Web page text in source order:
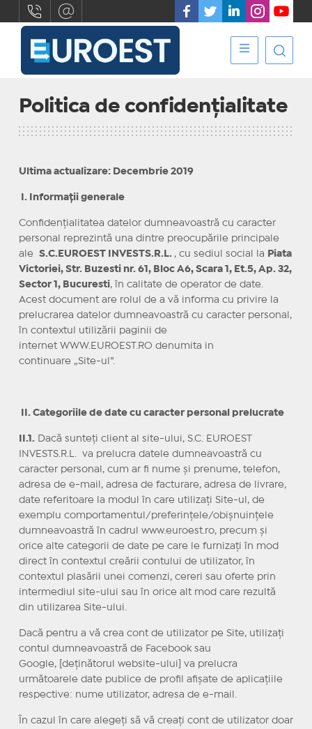
Politica de confidențialitate
Ultima actualizare: Decembrie 2019
I. Informaţii generale
Confidenţialitatea datelor dumneavoastră cu caracter
personal reprezintă una dintre preocupările principale
ale S.C.EUROEST INVESTS.R.L. , cu sediul social la
Piata
Victoriei, Str. Buzesti nr. 61, Bloc A6, Scara 1, Et.5, Ap. 32,
Sector 1, Bucuresti, în calitate de operator de date.
Acest document are rolul de a vă informa cu privire la
prelucrarea datelor dumneavoastră cu caracter personal,
în contextul utilizării paginii de
internet WWW.EUROEST.RO denumita in
continuare „Site-ul”.
II. Categoriile de date cu caracter personal prelucrate
II.1.Dacă sunteţi client al site-ului, S.C. EUROEST
INVESTS.R.L. va prelucra datele dumneavoastră cu
caracter personal, cum ar fi nume şi prenume, telefon,
adresa de e-mail, adresa de facturare, adresa de livrare,
date referitoare la modul în care utilizaţi Site-ul, de
exemplu comportamentul/preferinţele/obişnuinţele
dumneavoastră în cadrul www.euroest.ro, precum şi
orice alte categorii de date pe care le furnizaţi în mod
direct în contextul creării contului de utilizator, în
contextul plasării unei comenzi, cereri sau oferte prin
intermediul site-ului sau în orice alt mod care rezultă
din utilizarea Site-ului.
Dacă pentru a vă crea cont de utilizator pe Site, utilizaţi
contul dumneavoastră de Facebook sau
Google, [deţinătorul website-ului] va prelucra
următoarele date publice de profil afişate de aplicaţiile
respective: nume utilizator, adresa de e-mail.
În cazul în care alegeţi să vă creaţi cont de utilizator doar